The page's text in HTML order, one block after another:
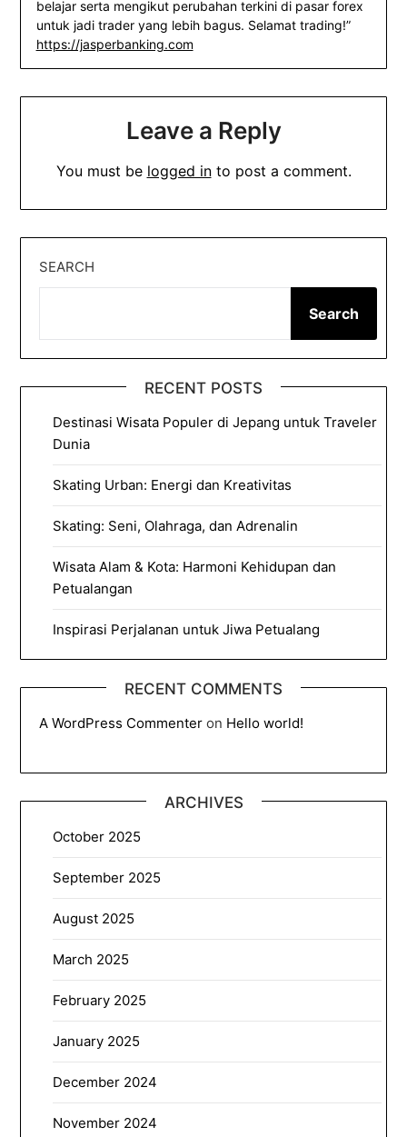
belajar serta mengikut perubahan terkini di pasar forex
untuk jadi trader yang lebih bagus. Selamat trading!”
https://jasperbanking.com
Leave a Reply
You must be logged into post a comment.
SEARCH
Search
RECENT POSTS
Destinasi Wisata Populer di Jepang untuk Traveler
Dunia
Skating Urban: Energi dan Kreativitas
Skating: Seni, Olahraga, dan Adrenalin
Wisata Alam & Kota: Harmoni Kehidupan dan
Petualangan
Inspirasi Perjalanan untuk Jiwa Petualang
RECENT COMMENTS
A WordPress Commenter on Hello world!
ARCHIVES
October 2025
September 2025
August 2025
March 2025
February 2025
January 2025
December 2024
November 2024